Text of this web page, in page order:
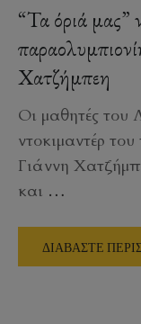
“Τα όριά μας”
Χατζήμπεη
Οι μαθητές του
ντοκιμαντέρ
Γιάννη
και …
ΔΙΑΒΑΣΤΕ